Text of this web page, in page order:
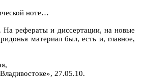
ноте…
рефераты и диссертации, на новые
материал был, есть и, главное,
27.05.10.